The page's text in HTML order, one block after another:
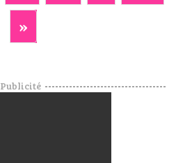
»
Publicité